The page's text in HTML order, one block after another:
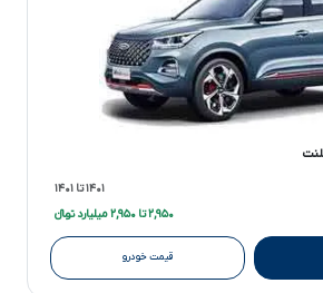
۱۴۰۱ تا ۱۴۰۱
۲,۹۵۰ تا ۲,۹۵۰ میلیارد تومانءءء
قیمت خودرو